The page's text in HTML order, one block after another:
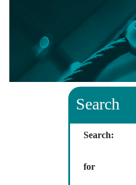
Search
Search:
for